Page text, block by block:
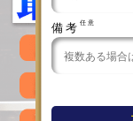
備考 任意